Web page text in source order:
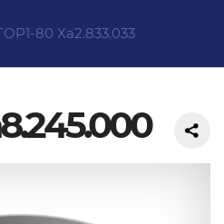
80 Ха2.833.033